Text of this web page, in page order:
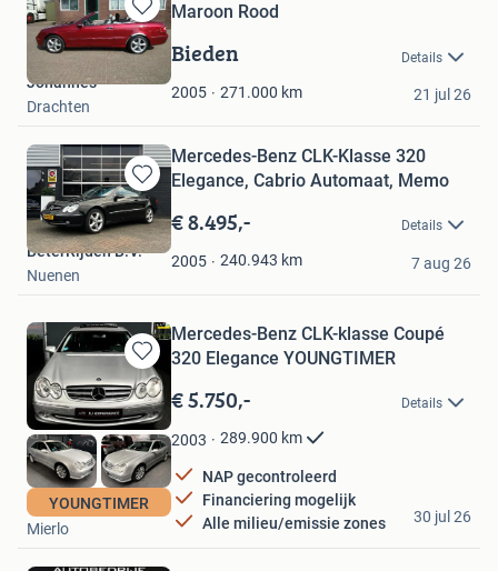
Bewaren
in
Favorieten
Maroon Rood
Bieden Details
2005 271.000 km
Johannes
Drachten
21 jul 26
Bewaren
in
Mijn
Favorieten
Mercedes-Benz CLK-Klasse 320
Elegance, Cabrio Automaat, Memo
€ 8.495,- Details
2005 240.943 km
BeterRijden B.V.
Nuenen
7 aug 26
Bewaren
in
Mijn
Favorieten
YOUNGTIMER
Mercedes-Benz CLK-klasse Coupé
320 Elegance YOUNGTIMER
€ 5.750,- Details
2003 289.900 km
NAP gecontroleerd
Financiering mogelijk
Alle milieu/emissie zones
XJ Experience
Mierlo
30 jul 26